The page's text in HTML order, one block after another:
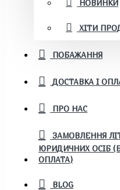
НОВИНКИ
ХІТИ
ПОБАЖАННЯ
ДОСТАВКА І
ПРО НАС
ЗАМОВЛЕННЯ
ЮРИДИЧНИХ ОСІБ
ОПЛАТА)
BLOG